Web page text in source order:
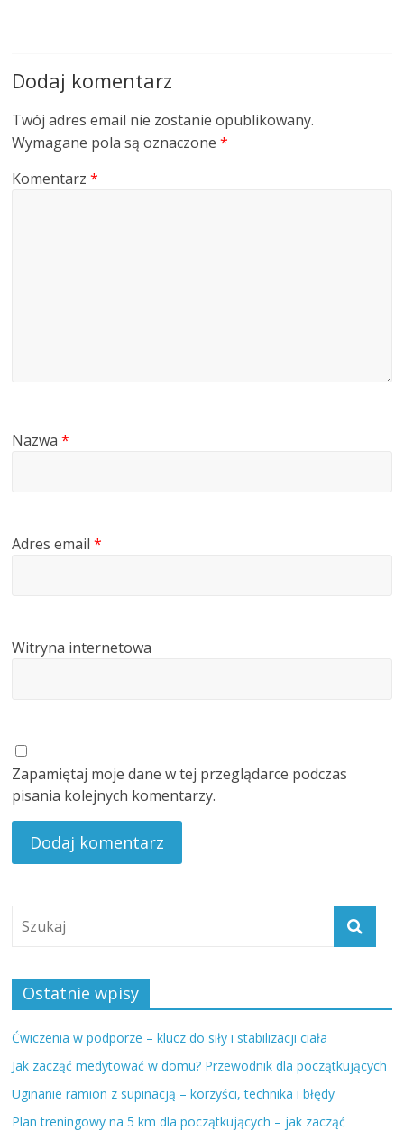
Dodaj komentarz
Twój adres email nie zostanie opublikowany.
Wymagane pola są oznaczone*
Komentarz*
Nazwa*
Adres email*
Witryna internetowa
Zapamiętaj moje dane w tej przeglądarce podczas
pisania kolejnych komentarzy.
Ostatnie wpisy
Ćwiczenia w podporze – klucz do siły i stabilizacji ciała
Jak zacząć medytować w domu? Przewodnik dla początkujących
Uginanie ramion z supinacją – korzyści, technika i błędy
Plan treningowy na 5 km dla początkujących – jak zacząć